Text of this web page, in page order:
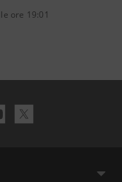
ore 19:01